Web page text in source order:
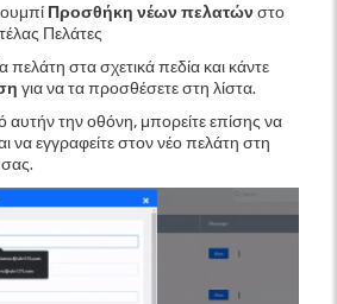
Προσθήκη νέων πελατώνστο
Πελάτες
πελάτη στα σχετικά πεδία και κάντε
για να τα προσθέσετε στη λίστα.
την οθόνη, μπορείτε επίσης να
να εγγραφείτε στον νέο πελάτη στη